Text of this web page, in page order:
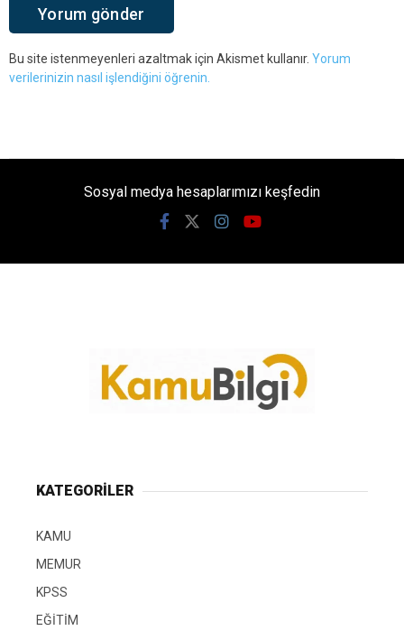
Bu site istenmeyenleri azaltmak için Akismet kullanır. Yorum
verilerinizin nasıl işlendiğini öğrenin.
Sosyal medya hesaplarımızı keşfedin
KATEGORİLER
KAMU
MEMUR
KPSS
EĞİTİM